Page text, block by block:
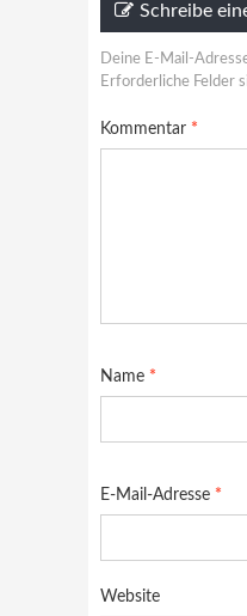
Schreibe
Deine E-Mail-
Erforderliche Felder
Kommentar *
Name *
E-Mail-Adresse *
Website